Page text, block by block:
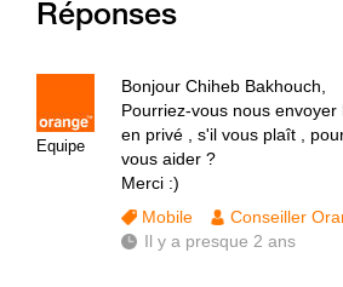
Réponses
Equipe
Bonjour Chiheb Bakhouch,
Pourriez-vous nous envoyer
en privé , s'il vous plaît ,
vous aider ?
Merci :)
Mobile
Conseiller
Il y a presque 2 ans